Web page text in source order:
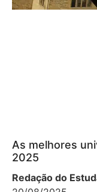
As melhores
2025
Redação do